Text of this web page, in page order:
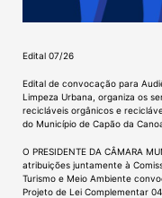
Edital 07/26
Edital de convocação para
Limpeza Urbana, organiza os
recicláveis orgânicos e
do Município de Capão da
O PRESIDENTE DA CÂMARA
atribuições juntamente à
Turismo e Meio Ambiente
Projeto de Lei Complementar